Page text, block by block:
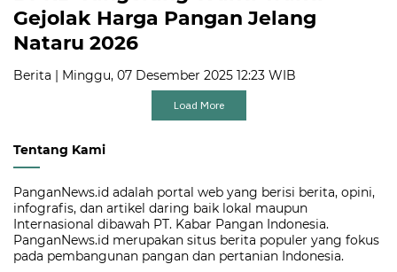
Gejolak Harga Pangan Jelang
Nataru 2026
Berita | Minggu, 07 Desember 2025 12:23 WIB
Load More
Tentang Kami
PanganNews.id adalah portal web yang berisi berita, opini,
infografis, dan artikel daring baik lokal maupun
Internasional dibawah PT. Kabar Pangan Indonesia.
PanganNews.id merupakan situs berita populer yang fokus
pada pembangunan pangan dan pertanian Indonesia.